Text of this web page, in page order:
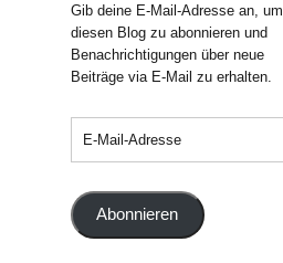
Gib deine E-Mail-Adresse an, um
diesen Blog zu abonnieren und
Benachrichtigungen über neue
Beiträge via E-Mail zu erhalten.
Abonnieren